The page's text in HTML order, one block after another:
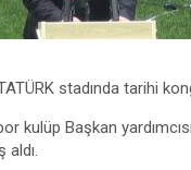
stadında tarihi
kulüp Başkan
aldı.